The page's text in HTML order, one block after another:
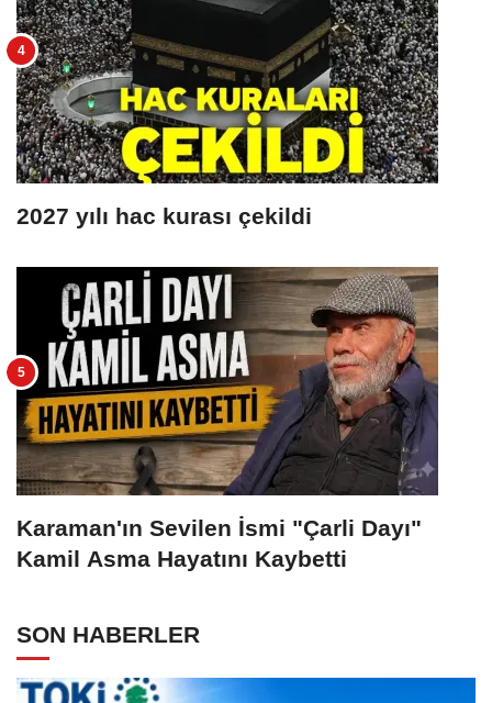
2027 yılı hac kurası çekildi
Karaman'ın Sevilen İsmi "Çarli Dayı"
Kamil Asma Hayatını Kaybetti
SON HABERLER